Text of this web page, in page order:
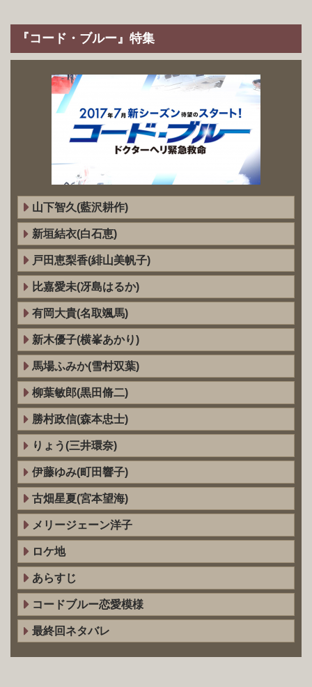
『コード・ブルー』特集
山下智久(藍沢耕作)
新垣結衣(白石恵)
戸田恵梨香(緋山美帆子)
比嘉愛未(冴島はるか)
有岡大貴(名取颯馬)
新木優子(横峯あかり)
馬場ふみか(雪村双葉)
柳葉敏郎(黒田脩二)
勝村政信(森本忠士)
りょう(三井環奈)
伊藤ゆみ(町田響子)
古畑星夏(宮本望海)
メリージェーン洋子
ロケ地
あらすじ
コードブルー恋愛模様
最終回ネタバレ